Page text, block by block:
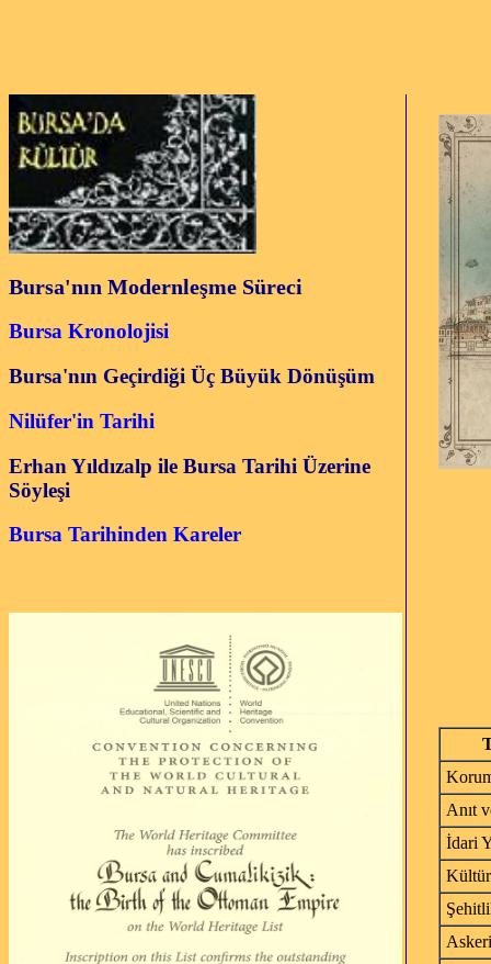
Bursa'nın Modernleşme Süreci
Bursa Kronolojisi
Bursa'nın Geçirdiği Üç Büyük Dönüşüm
Nilüfer'in Tarihi
Erhan Yıldızalp ile Bursa Tarihi Üzerine
Söyleşi
Bursa Tarihinden Kareler
Anıt
İdari